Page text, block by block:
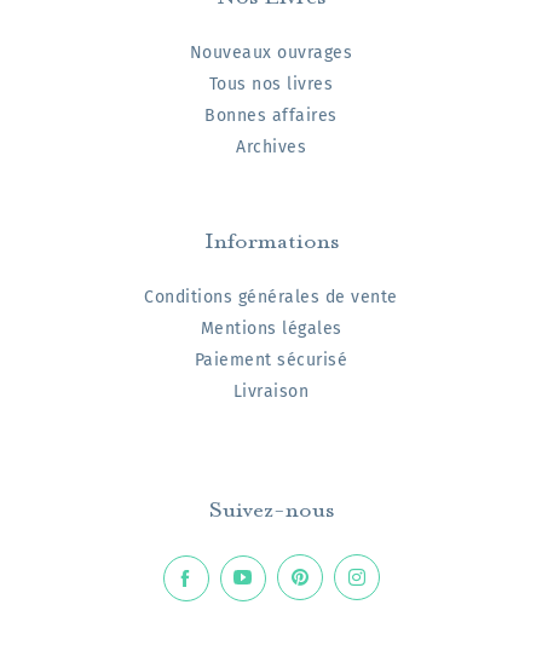
Nouveaux ouvrages
Tous nos livres
Bonnes affaires
Archives
Informations
Conditions générales de vente
Mentions légales
Paiement sécurisé
Livraison
Suivez-nous